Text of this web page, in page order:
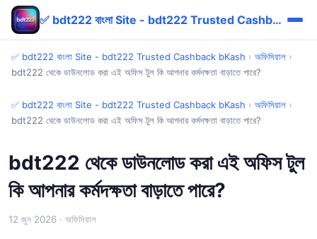
✅ bdt222 বাংলা Site - bdt222 Trusted Cashback bKash
✅ bdt222 বাংলা Site - bdt222 Trusted Cashback bKash › অফিসিয়াল ›
bdt222 থেকে ডাউনলোড করা এই অফিস টুল কি আপনার কর্মদক্ষতা বাড়াতে পারে?
✅ bdt222 বাংলা Site - bdt222 Trusted Cashback bKash › অফিসিয়াল ›
bdt222 থেকে ডাউনলোড করা এই অফিস টুল কি আপনার কর্মদক্ষতা বাড়াতে পারে?
bdt222 থেকে ডাউনলোড করা এই অফিস টুল
কি আপনার কর্মদক্ষতা বাড়াতে পারে?
12 জুন 2026 · অফিসিয়াল